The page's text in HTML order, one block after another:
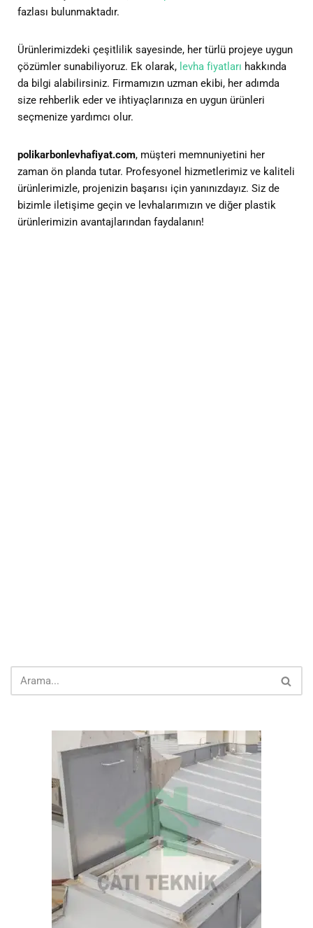
fazlası bulunmaktadır.
Ürünlerimizdeki çeşitlilik sayesinde, her türlü projeye uygun
çözümler sunabiliyoruz. Ek olarak, levha fiyatları hakkında
da bilgi alabilirsiniz. Firmamızın uzman ekibi, her adımda
size rehberlik eder ve ihtiyaçlarınıza en uygun ürünleri
seçmenize yardımcı olur.
polikarbonlevhafiyat.com, müşteri memnuniyetini her
zaman ön planda tutar. Profesyonel hizmetlerimiz ve kaliteli
ürünlerimizle, projenizin başarısı için yanınızdayız. Siz de
bizimle iletişime geçin ve levhalarımızın ve diğer plastik
ürünlerimizin avantajlarından faydalanın!